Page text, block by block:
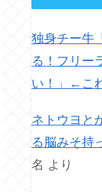
独身チー牛
る！フリー
い！」←こ
ネトウヨと
る脳みそ持
名 より